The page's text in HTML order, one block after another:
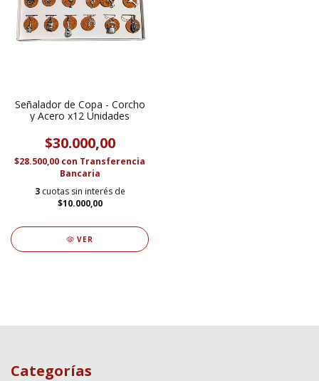
Señalador de Copa - Corcho
y Acero x12 Unidades
$30.000,00
$28.500,00 con Transferencia
Bancaria
3 cuotas sin interés de
$10.000,00
VER
Categorías